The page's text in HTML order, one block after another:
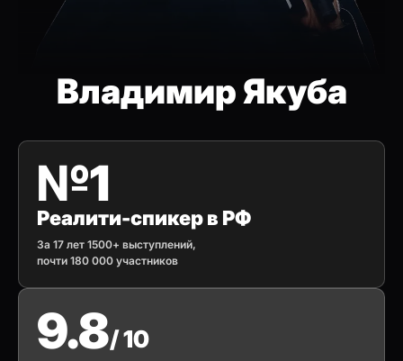
Владимир Якуба
№1
Реалити-спикер в РФ
За 17 лет 1500+ выступлений,
почти 180 000 участников
9.8/ 10